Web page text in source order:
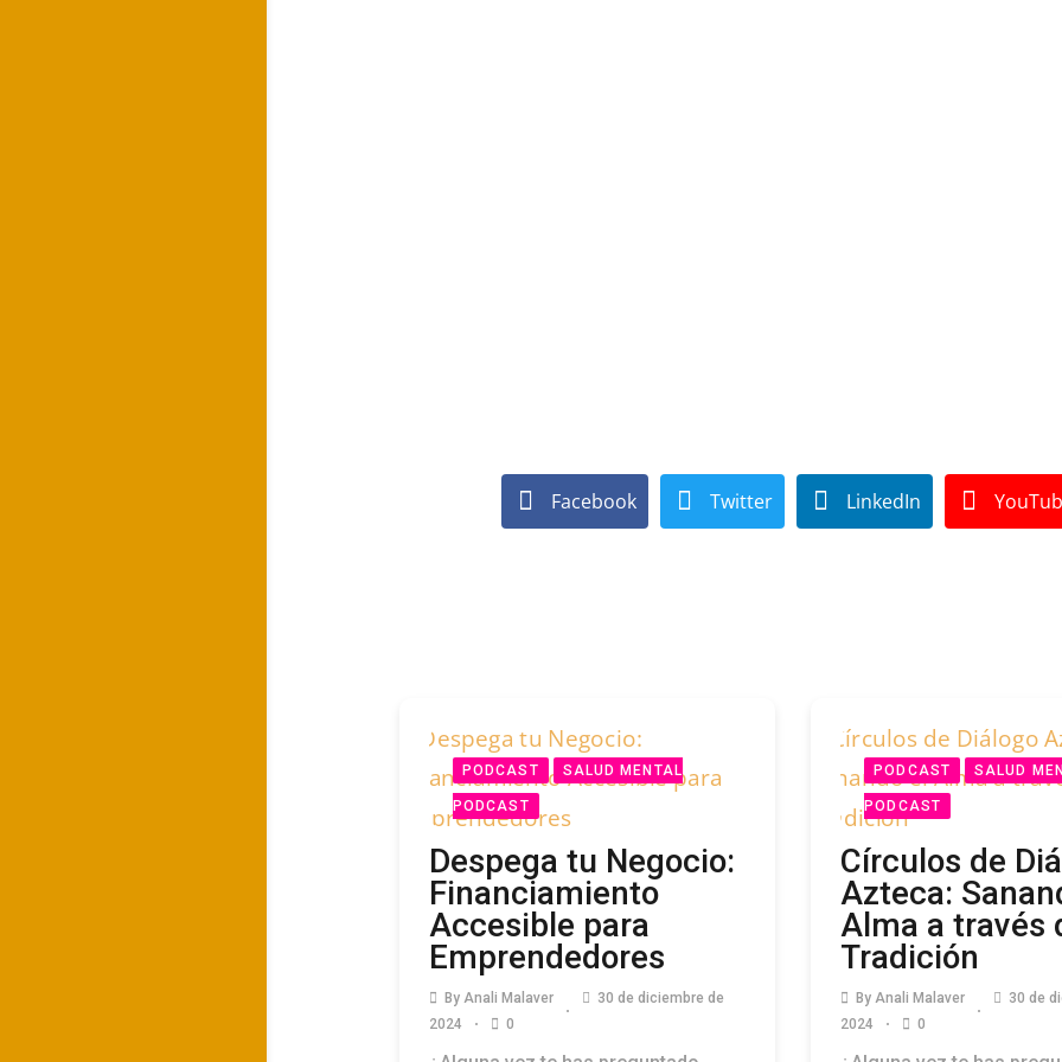
Facebook Twitter LinkedIn
PODCAST SALUD MENTAL
PODCAST
Despega tu Negocio:
Financiamiento
Accesible para
Emprendedores
By Anali Malaver
30 de diciembre de
2024
0
PODCAST SALUD
PODCAST
Círculos de
Azteca:
Alma a través
Tradición
By Anali Malaver
30 de
2024
0